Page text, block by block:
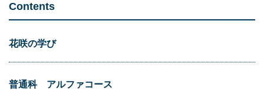
Contents
花咲の学び
普通科 アルファコース